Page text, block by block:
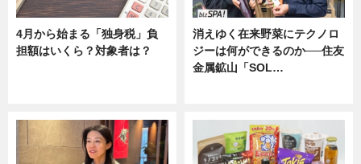
4月から始まる「独身税」負
担額はいくら？対象者は？
消えゆく在来野菜にテクノロ
ジーは何ができるのか──住友
金属鉱山「SOL…